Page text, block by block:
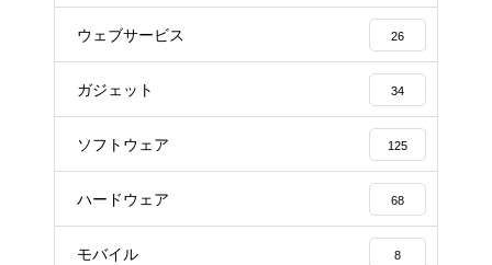
ウェブサービス 26
ガジェット 34
ソフトウェア 125
ハードウェア 68
モバイル 8